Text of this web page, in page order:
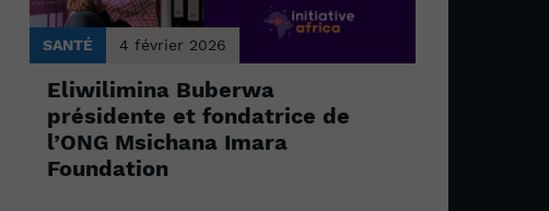
SANTÉ 4 février 2026
Eliwilimina Buberwa
présidente et fondatrice de
l’ONG Msichana Imara
Foundation